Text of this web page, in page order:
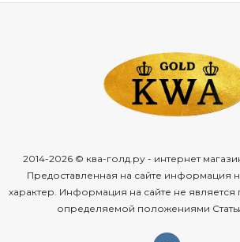
2014-2026 © ква-голд.ру - интернет
Предоставленная на сайте информация
характер. Информация на сайте не
определяемой положениями